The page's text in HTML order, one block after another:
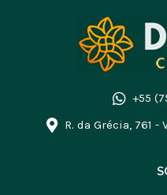
+55
R. da Grécia, 761 -